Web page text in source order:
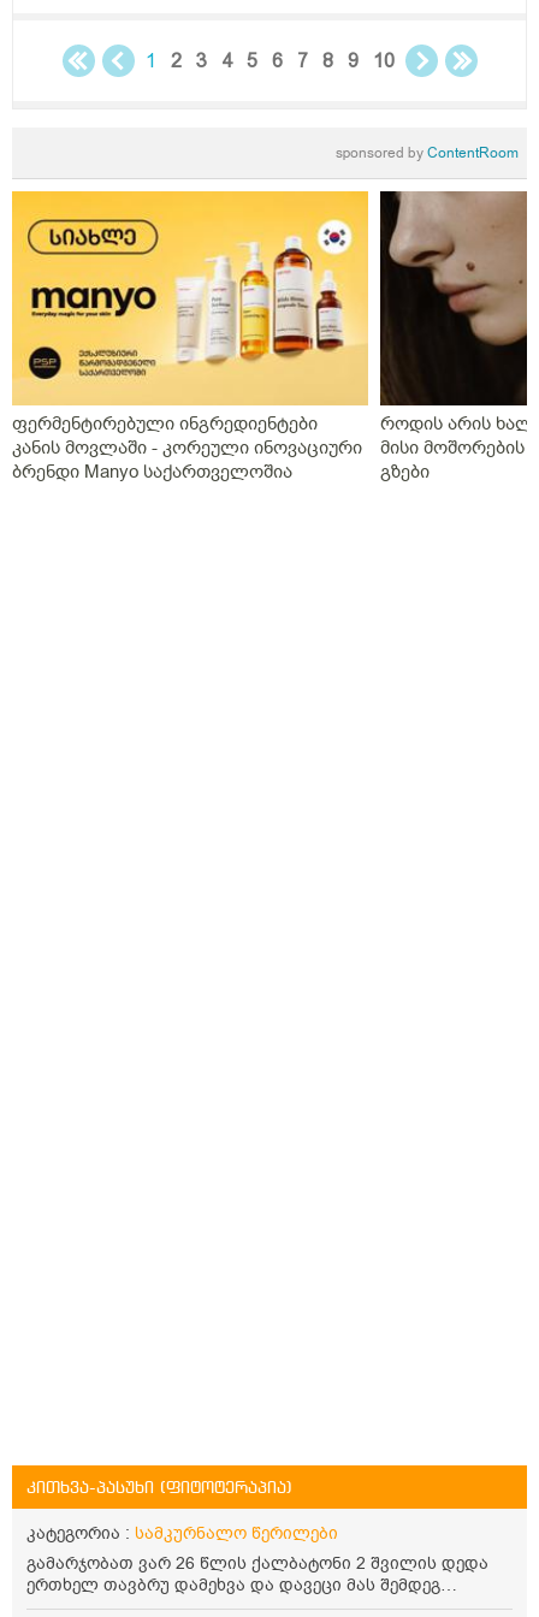
საღამოს სანთლის სახით საშოში,ნიუვიტი ორი თვე
დანიშნულება და ახალმა ექიმმა გამოუწერა სისხლის
გამათხელებელი,პოტრომბინი გაუსინჯა პირველ
რიგში რაც არ გაგვისინჯია ამ ხნის განმავლობაში და
ზღვარზე ქონდა ისე რომ ლაბორანტმა გვითხრა
საყურადღებოა თორემ მერე საპრობლემო
გახდებაო,და ისედაც თვენახევარში ერთხელ
გვნახულობდა ის ძველი ექიმი,ინდომეტაზონის
სანთელი ოცი დღე ძილის წინ,უტროჟესტანი
საღამოს,კურანტილი სისხლის გამათხელებელი,ახლა
აქვს თავის ტკივილები,სხვა ჩვენება არააქვს და ასე
გვგონია დ ვიტამია გამოიწვიაო მარა ვირუსიც
ქონდა,ვაგოსტაბილი თავის ტკივილისთვის,თქვენ რას
გვირჩევთ?როგორც გვითხარით ონლაინ ისე მიდის
ყველაფერი და ხალხს შეხება აქვთ პირდაპირ
1 2 3 4 5 6 7 8 9 10
sponsored byContentRoom
ფერმენტირებული ინგრედიენტები
კანის მოვლაში - კორეული ინოვაციური
ბრენდი Manyo საქართველოშია
როდის არის
მისი მოშორების
გზები
კითხვა-პასუხი (ფიტოტერაპია)
კატეგორია : სამკურნალო წერილები
გამარჯობათ ვარ 26 წლის ქალბატონი 2 შვილის დედა
ერთხელ თავბრუ დამეხვა და დავეცი მას შემდეგ
დამეწყო შიშები ვეღარ გავდიოდი გარეთ რადგან ისევ